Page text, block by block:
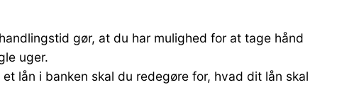
gør, at du har mulighed for at tage hånd
uger.
lån i banken skal du redegøre for, hvad dit lån skal